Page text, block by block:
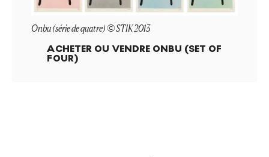
Onbu (série de quatre) © STIK 2013
ACHETER OU VENDRE ONBU (SET OF
FOUR)